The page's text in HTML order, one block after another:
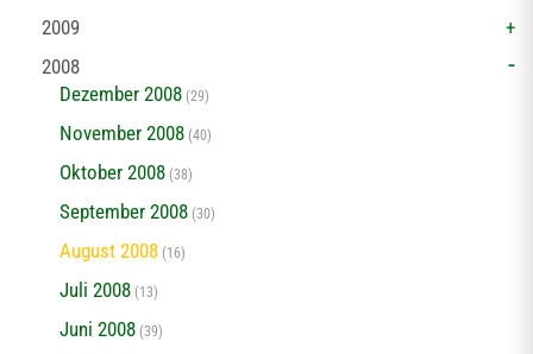
2009
2008
Dezember 2008 (29)
November 2008 (40)
Oktober 2008 (38)
September 2008 (30)
August 2008 (16)
Juli 2008 (13)
Juni 2008 (39)